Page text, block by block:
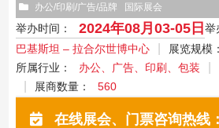
办公/印刷/广告/品牌 国际展会
举办时间： 2024年08月03-05日 举
巴基斯坦 – 拉合尔世博中心
展览规模：
所属行业：
办公、广告、印刷、包装
展商数量：
560
在线展会、门票咨询热线